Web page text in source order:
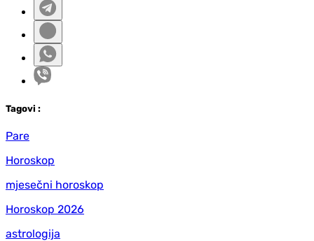
Tagovi :
Pare
Horoskop
mjesečni horoskop
Horoskop 2026
astrologija